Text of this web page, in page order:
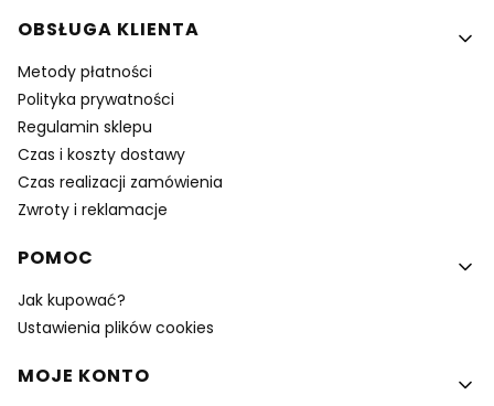
OBSŁUGA KLIENTA
Metody płatności
Polityka prywatności
Regulamin sklepu
Czas i koszty dostawy
Czas realizacji zamówienia
Zwroty i reklamacje
POMOC
Jak kupować?
Ustawienia plików cookies
MOJE KONTO